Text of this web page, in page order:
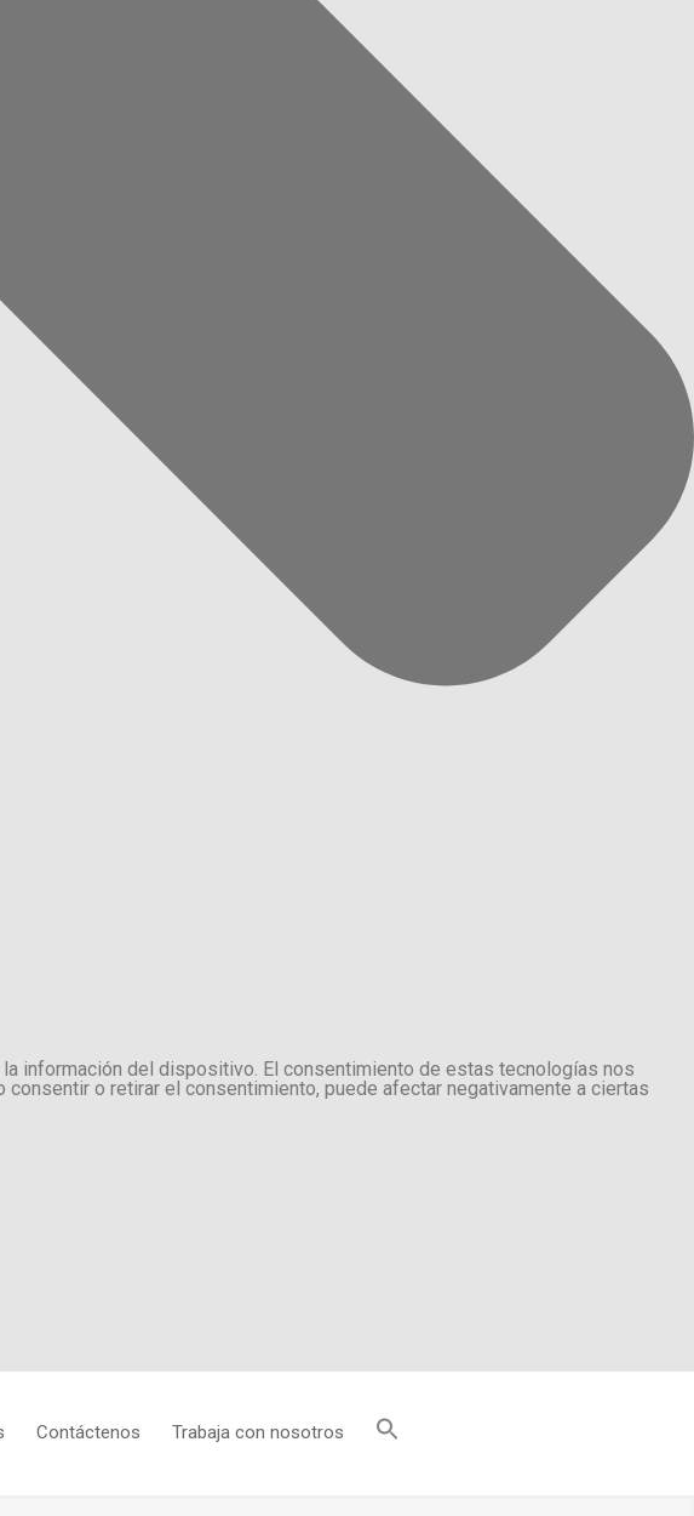
información del dispositivo. El consentimiento de estas tecnologías nos
o retirar el consentimiento, puede afectar negativamente a ciertas
Contáctenos Trabaja con nosotros